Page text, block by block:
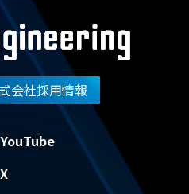
会社採用情報
YouTube
X